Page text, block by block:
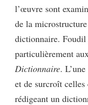
l’œuvre sont
de la
dictionnaire. Foudil
particulièrement
Dictionnaire.
et de surcroît
rédigeant un